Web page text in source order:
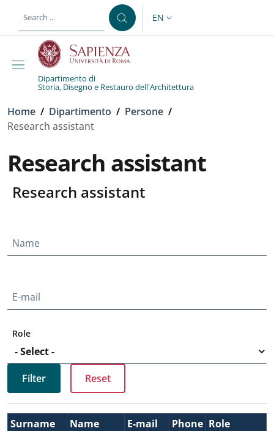
LANGUAGE SWITCHER:
EN
Dipartimento di
Storia, Disegno e Restauro dell'Architettura
Breadcrumb
Home / Dipartimento / Persone /
Research assistant
Research assistant
Research assistant
Name
E-mail
Role
Surname Name E-mail Phone Role